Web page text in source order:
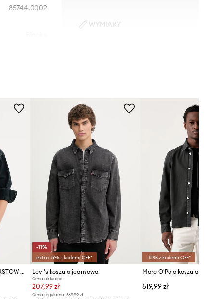
85744.0002
WYMIARY
Levi's koszula jeansowa BARSTOW WESTERN STANDARD
-11%
extra -5% z kodem: OFF*
Levi's koszula jeansowa
Cena aktualna:
207,99 zł
Cena regularna:369,99 zł
-15% z kodem: OFF*
519,99 zł